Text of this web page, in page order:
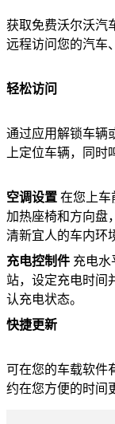
获取免费沃尔沃汽
远程访问您的汽车
轻松访问
通过应用解锁车辆
上定位车辆，同时
空调设置
加热座椅和方向盘
清新宜人的车内环
充电控制件
站，设定充电时间
认充电状态。
快捷更新
可在您的车载软件
约在您方便的时间